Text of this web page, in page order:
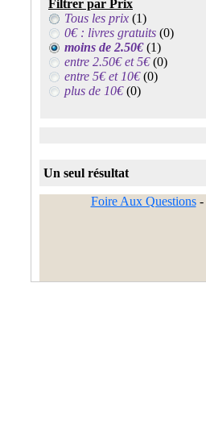
Filtrer par Prix
Tous les prix (1)
0€ : livres gratuits (0)
moins de 2.50€ (1)
entre 2.50€ et 5€(0)
entre 5€ et 10€(0)
plus de 10€(0)
Un seul résultat
Foire Aux Questions-